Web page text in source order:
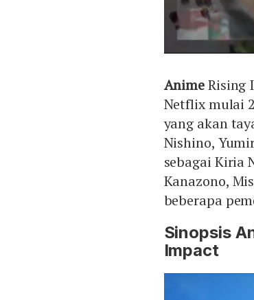
AnimeRising
Netflix mulai
yang akan
Nishino,
sebagai Kiria
Kanazono,
beberapa
Sinopsis
Impact